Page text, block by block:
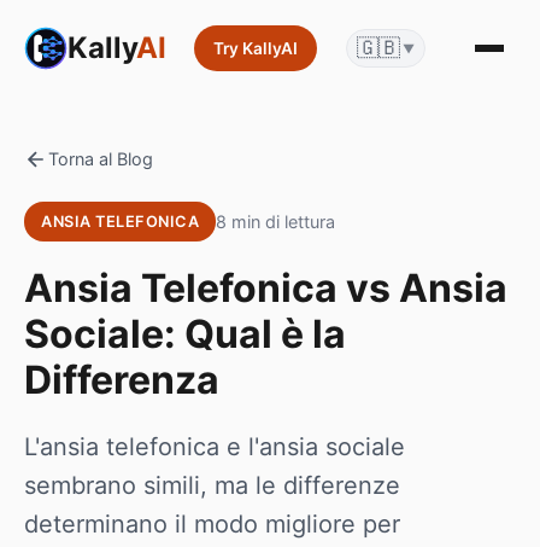
KallyAI Try KallyAI 🇬🇧 ▼
Torna al Blog
ANSIA TELEFONICA 8 min di lettura
Ansia Telefonica vs Ansia
Sociale: Qual è la
Differenza
L'ansia telefonica e l'ansia sociale
sembrano simili, ma le differenze
determinano il modo migliore per